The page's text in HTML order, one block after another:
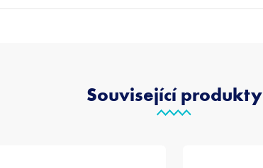
Související produkty